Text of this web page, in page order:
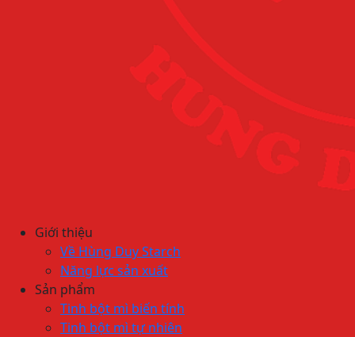
Giới thiệu
Về Hùng Duy Starch
Năng lực sản xuất
Sản phẩm
Tinh bột mì biến tính
Tinh bột mì tự nhiên